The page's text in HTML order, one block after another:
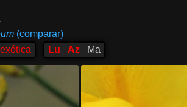
(comparar)
exótica Lu Az Ma